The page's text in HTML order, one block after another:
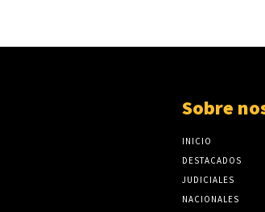
Sobre
INICIO
DESTACADOS
JUDICIALES
NACIONALES